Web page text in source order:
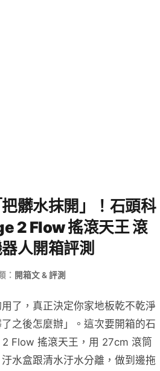
髒水抹開」！石頭科
2 Flow 搖滾天王 滾
人開箱評測
： 開箱文 & 評測
了，真正決定你家地板乾不乾淨
之後怎麼辦」。這次要開箱的石
Flow 搖滾天王，用 27cm 滾筒
水盒跟清水汙水分離，做到邊拖